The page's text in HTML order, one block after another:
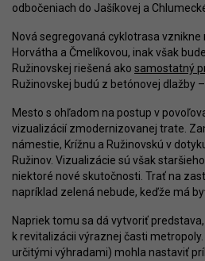
odbočeniach do Jašíkovej a
Nová segregovaná cyklotrasa vznikne
Horvátha a Čmelíkovou, inak však
Ružinovskej riešená ako samostatný
Ružinovskej budú z betónovej dlažby
Mesto s ohľadom na postup v
vizualizácií zmodernizovanej trate.
námestie, Krížnu a Ružinovskú v
Ružinov. Vizualizácie sú však
niektoré nové skutočnosti. Trať na
napríklad zelená nebude, keďže má
Napriek tomu sa dá vytvoriť
k revitalizácii výraznej časti
určitými výhradami) mohla nastaviť